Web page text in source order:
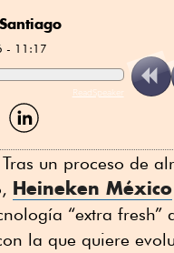
- 11:17
ReadSpeaker
Compartir
por
un proceso de
Heineken México
“extra fresh”
la que quiere